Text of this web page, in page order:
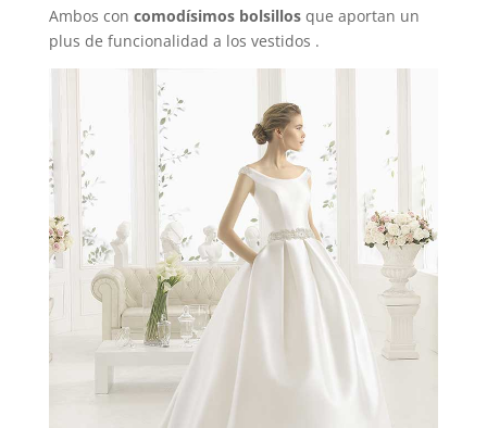
Ambos con comodísimos bolsillosque aportan un
plus de funcionalidad a los vestidos .